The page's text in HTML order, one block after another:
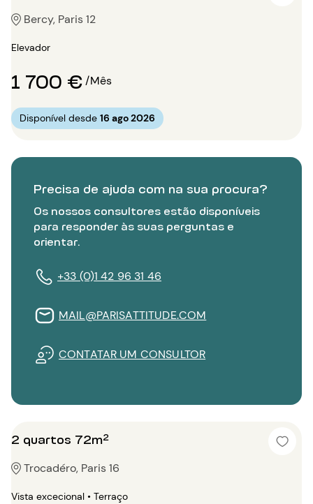
Precisa de ajuda com na sua procura?
Os nossos consultores estão disponíveis
para responder às suas perguntas e
orientar.
+33 (0)1 42 96 31 46
MAIL@PARISATTITUDE.COM
CONTATAR UM CONSULTOR
Bercy, Paris 12
Elevador
1 700 €/Mês
Disponível desde 16 ago 2026
2 quartos 72m²
Trocadéro, Paris 16
Vista excecional • Terraço